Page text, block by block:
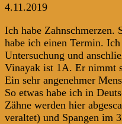
4.11.2019
Ich habe Zahnschmerzen.
habe ich einen Termin.
Untersuchung und
Vinayak ist 1A. Er nimmt
Ein sehr angenehmer
So etwas habe ich in
Zähne werden hier
veraltet) und Spangen im